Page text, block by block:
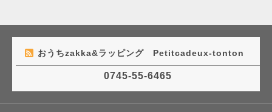
おうちzakka&ラッピング Petitcadeux-tonton
0745-55-6465